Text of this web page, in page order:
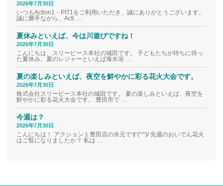
2026年7月30日
いつもAction1・PIT1をご利用いただき、誠にありがとうございます。
誠に勝手ながら、Acti …
夏休みといえば、今は川遊びですね！
2026年7月30日
こんにちは、スリーピース本社の城田です。 子どもたちが待ちに待っ
た夏休み。夏のレジャーといえば海水浴 …
夏の楽しみといえば、夜空を鮮やかに彩る花火大会です。
2026年7月30日
株式会社スリーピース本社の城田です。 夏の楽しみといえば、夜空を
鮮やかに彩る花火大会です。 豊田市で …
今週は？
2026年7月30日
こんにちは！ アクション１豊田店の水元です(^^)/ 先週のおいでん花火
はご覧になりましたか？ 私は …